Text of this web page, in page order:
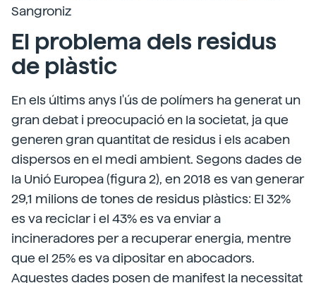
Sangroniz
El problema dels residus
de plàstic
En els últims anys l'ús de polímers ha generat un
gran debat i preocupació en la societat, ja que
generen gran quantitat de residus i els acaben
dispersos en el medi ambient. Segons dades de
la Unió Europea (figura 2), en 2018 es van generar
29,1 milions de tones de residus plàstics: El 32%
es va reciclar i el 43% es va enviar a
incineradores per a recuperar energia, mentre
que el 25% es va dipositar en abocadors.
Aquestes dades posen de manifest la necessitat